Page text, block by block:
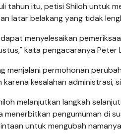
tahun itu, petisi Shiloh untuk
latar belakang yang tidak
menyelesaikan
kata pengacaranya
menjalani permohonan
kesalahan administrasi,
melanjutkan langkah
menerbitkan pengumuman di
untuk mengubah